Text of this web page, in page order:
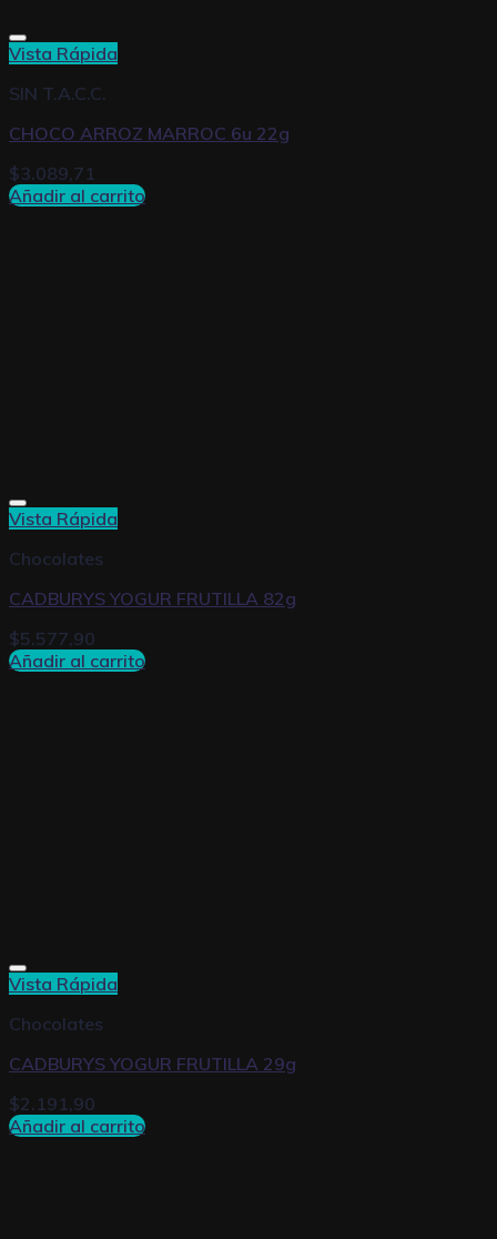
Vista Rápida
SIN T.A.C.C.
CHOCO ARROZ MARROC 6u 22g
$3.089,71
Añadir al carrito
Vista Rápida
Chocolates
CADBURYS YOGUR FRUTILLA 82g
$5.577,90
Añadir al carrito
Vista Rápida
Chocolates
CADBURYS YOGUR FRUTILLA 29g
$2.191,90
Añadir al carrito